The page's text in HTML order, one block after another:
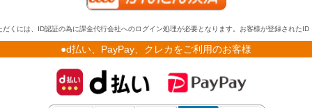
くには、ID認証の為に課金代行会社へのログイン処理が必要となります。お客様が登録されたID
●d払い、PayPay、クレカをご利用のお客様